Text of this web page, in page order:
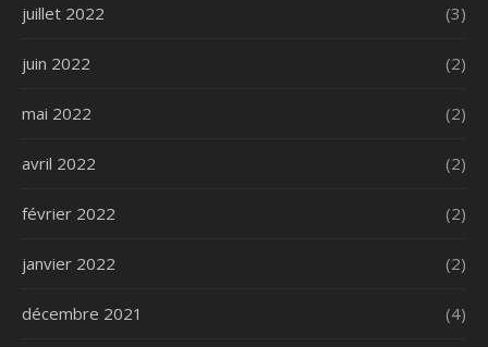
juillet 2022 (3)
juin 2022 (2)
mai 2022 (2)
avril 2022 (2)
février 2022 (2)
janvier 2022 (2)
décembre 2021 (4)